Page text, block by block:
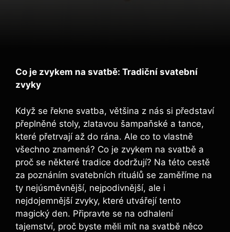
Co je zvykem na svatbě: Tradiční svatební
zvyky
Když se řekne svatba, většina z nás si představí
přeplněné stoly, zlatavou šampaňské a tance,
které přetrvají až do rána. Ale co to vlastně
všechno znamená? Co je zvykem na svatbě a
proč se některé tradice dodržují? Na této cestě
za poznáním svatebních rituálů se zaměříme na
ty nejúsměvnější, nejpodivnější, ale i
nejdojemnější zvyky, které utvářejí tento
magický den. Připravte se na odhalení
tajemství, proč byste měli mít na svatbě něco